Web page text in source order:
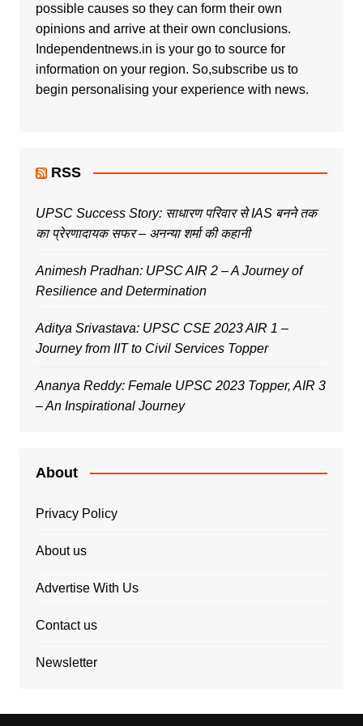
possible causes so they can form their own
opinions and arrive at their own conclusions.
Independentnews.in is your go to source for
information on your region. So,subscribe us to
begin personalising your experience with news.
RSS
UPSC Success Story: साधारण परिवार से IAS बनने तक
का प्रेरणादायक सफर – अनन्या शर्मा की कहानी
Animesh Pradhan: UPSC AIR 2 – A Journey of
Resilience and Determination
Aditya Srivastava: UPSC CSE 2023 AIR 1 –
Journey from IIT to Civil Services Topper
Ananya Reddy: Female UPSC 2023 Topper, AIR 3
– An Inspirational Journey
About
Privacy Policy
About us
Advertise With Us
Contact us
Newsletter